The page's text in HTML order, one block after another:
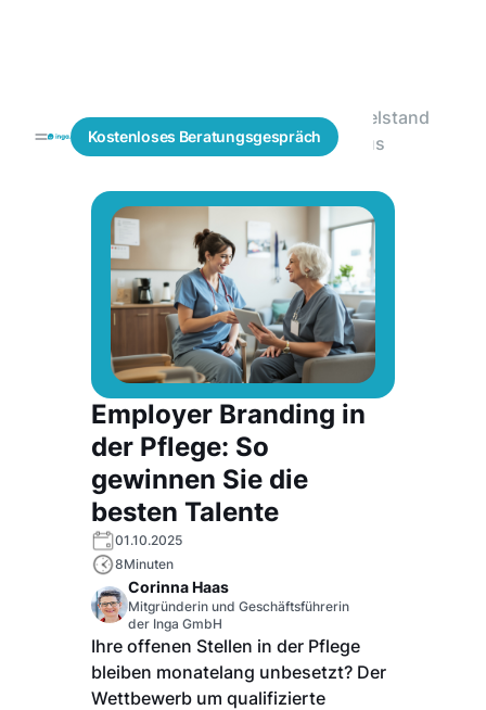
Kostenloses Beratungsgespräch
Blogs Personalbeschaffung
Mittelstand
Fokus
Employer Branding in
der Pflege: So
gewinnen Sie die
besten Talente
01.10.2025
8Minuten
Corinna Haas
Mitgründerin und Geschäftsführerin
der Inga GmbH
Ihre offenen Stellen in der Pflege
bleiben monatelang unbesetzt? Der
Wettbewerb um qualifizierte